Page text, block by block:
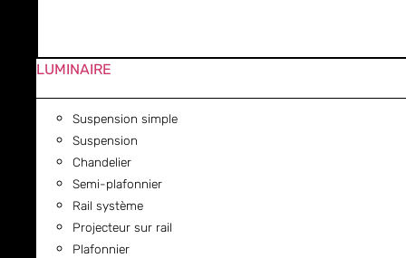
LUMINAIRE
Suspension simple
Suspension
Chandelier
Semi-plafonnier
Rail système
Projecteur sur rail
Plafonnier